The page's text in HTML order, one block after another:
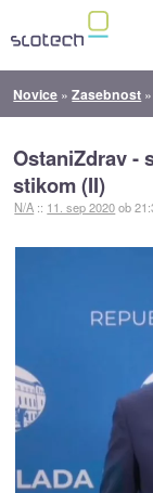
Novice »Zasebnost
OstaniZdrav -
stikom (II)
N/A :: 11. sep 2020ob